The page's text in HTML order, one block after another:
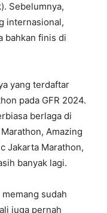
Sebelumnya,
internasional,
bahkan finis di
yang terdaftar
pada GFR 2024.
berlaga di
Amazing
Jakarta Marathon,
banyak lagi.
sudah
juga pernah